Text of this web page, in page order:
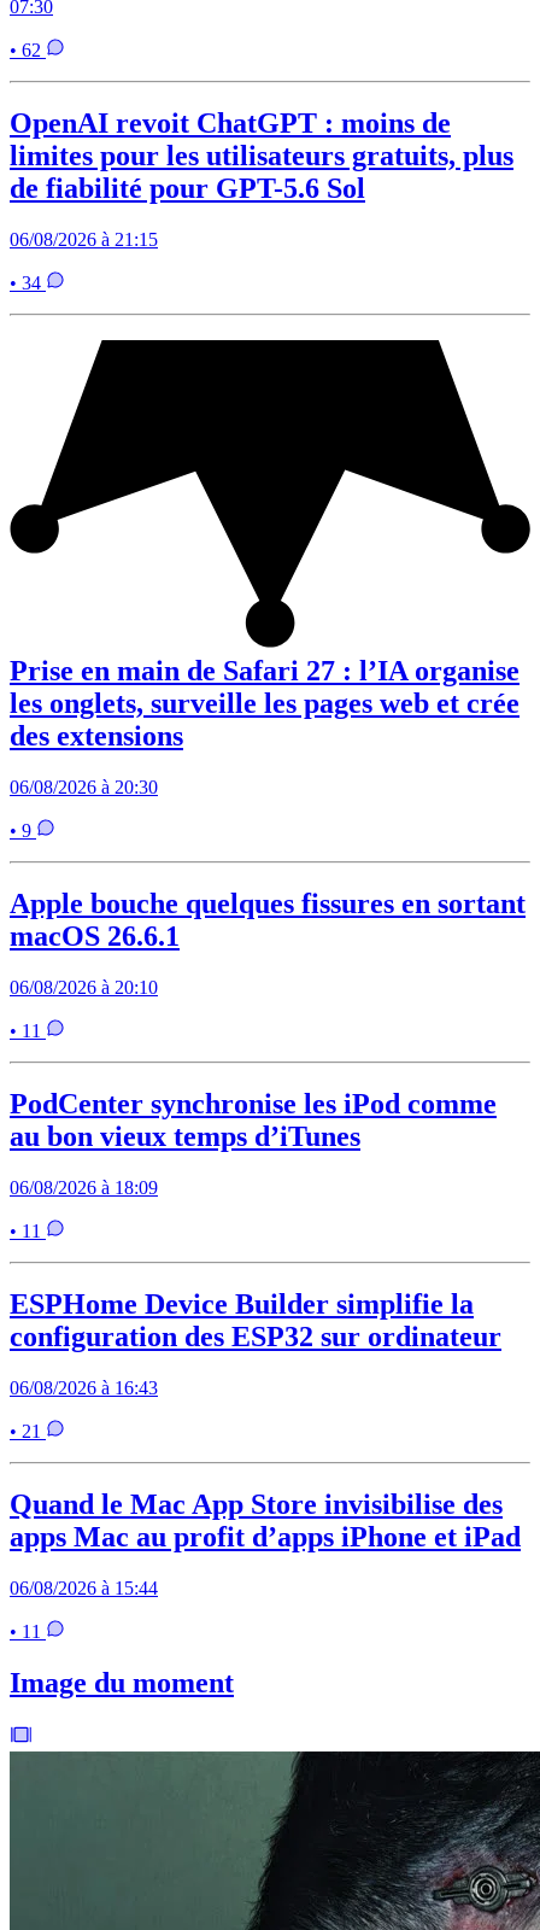
07:30
• 62
OpenAI revoit ChatGPT : moins de
limites pour les utilisateurs gratuits, plus
de fiabilité pour GPT-5.6 Sol
06/08/2026 à 21:15
• 34
Prise en main de Safari 27 : l’IA organise
les onglets, surveille les pages web et crée
des extensions
06/08/2026 à 20:30
• 9
Apple bouche quelques fissures en sortant
macOS 26.6.1
06/08/2026 à 20:10
• 11
PodCenter synchronise les iPod comme
au bon vieux temps d’iTunes
06/08/2026 à 18:09
• 11
ESPHome Device Builder simplifie la
configuration des ESP32 sur ordinateur
06/08/2026 à 16:43
• 21
Quand le Mac App Store invisibilise des
apps Mac au profit d’apps iPhone et iPad
06/08/2026 à 15:44
• 11
Image du moment